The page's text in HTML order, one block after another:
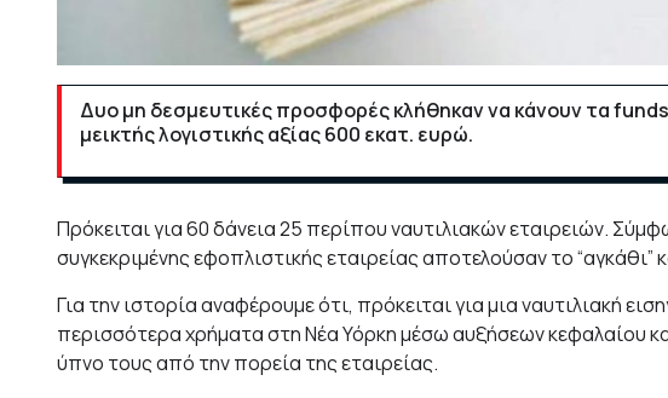
Δυο μη δεσμευτικές προσφορές κλήθηκαν να κάνουν τα
μεικτής λογιστικής αξίας 600 εκατ. ευρώ.
Πρόκειται για 60 δάνεια 25 περίπου ναυτιλιακών εταιρειών.
συγκεκριμένης εφοπλιστικής εταιρείας αποτελούσαν το “αγκάθι”
Για την ιστορία αναφέρουμε ότι, πρόκειται για μια ναυτιλιακή
περισσότερα χρήματα στη Νέα Υόρκη μέσω αυξήσεων κεφαλαίου
ύπνο τους από την πορεία της εταιρείας.